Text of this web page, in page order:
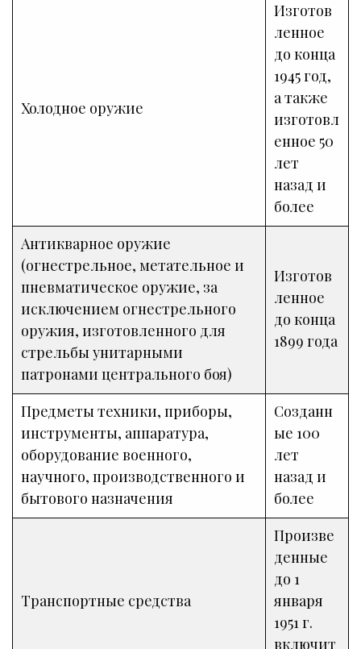
Холодное оружие
Изготов
ленное
до конца
1945 год,
а также
изготовл
енное 50
лет
назад и
более
Антикварное оружие
(огнестрельное, метательное и
пневматическое оружие, за
исключением огнестрельного
оружия, изготовленного для
стрельбы унитарными
патронами центрального боя)
Изготов
ленное
до конца
1899 года
Предметы техники, приборы,
инструменты, аппаратура,
оборудование военного,
научного, производственного и
бытового назначения
Созданн
ые 100
лет
назад и
более
Транспортные средства
Произве
денные
до 1
января
1951 г.
включит